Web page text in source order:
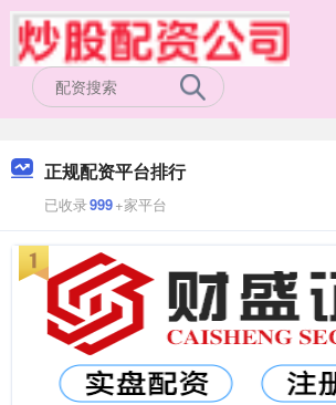
正规配资平台排行
已收录999+家平台